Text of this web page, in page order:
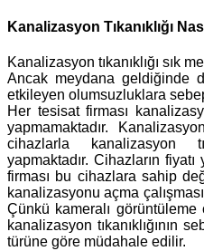
Kanalizasyon Tıkanıklığı
Kanalizasyon tıkanıklığı sık
Ancak meydana geldiğinde
etkileyen olumsuzluklara
Her tesisat firması
yapmamaktadır.
cihazlarla kanalizasyon
yapmaktadır. Cihazların
firması bu cihazlara sahip
kanalizasyonu açma
Çünkü kameralı
kanalizasyon tıkanıklığının
türüne göre müdahale edilir.